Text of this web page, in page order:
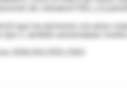
que las personas con peso
2006;354:2552-2563